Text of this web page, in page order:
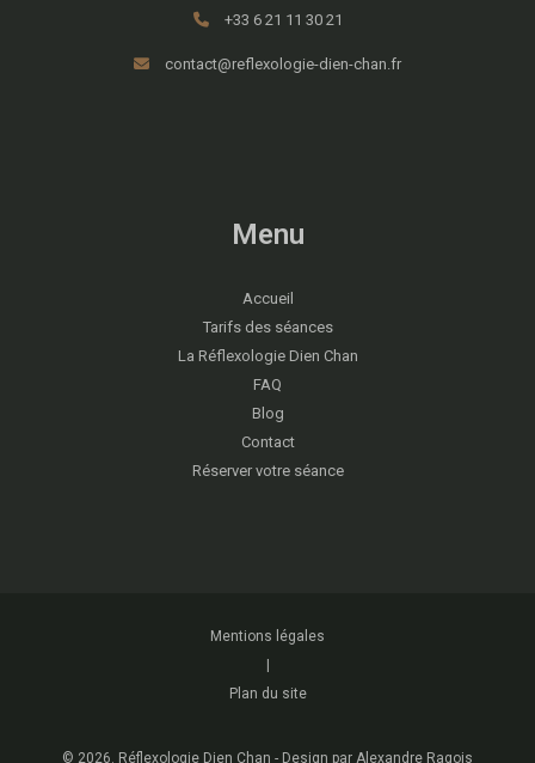
+33 6 21 11 30 21
contact@reflexologie-dien-chan.fr
Menu
Accueil
Tarifs des séances
La Réflexologie Dien Chan
FAQ
Blog
Contact
Réserver votre séance
Mentions légales
Plan du site
© 2026. Réflexologie Dien Chan - Design par Alexandre Ragois